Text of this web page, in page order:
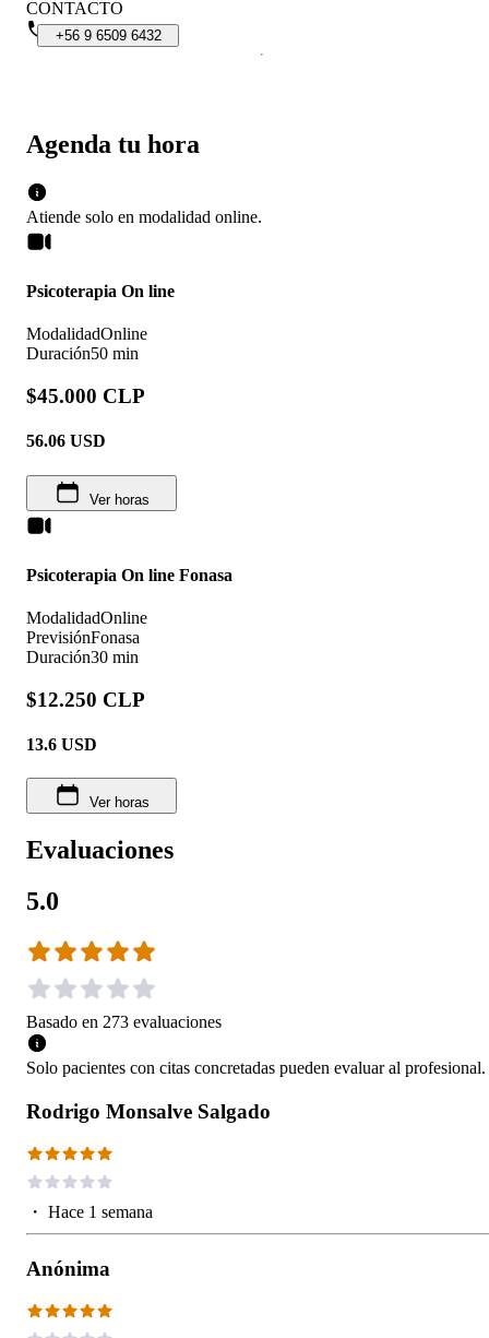
Agenda tu hora
Atiende solo en modalidad online.
Psicoterapia On line
ModalidadOnline
Duración50 min
$45.000 CLP
56.06 USD
Ver horas
Psicoterapia On line Fonasa
ModalidadOnline
PrevisiónFonasa
Duración30 min
$12.250 CLP
13.6 USD
Ver horas
Evaluaciones
5.0
Basado en 273 evaluaciones
Solo pacientes con citas concretadas pueden evaluar al profesional.
Rodrigo Monsalve Salgado
・ Hace 1 semana
Anónima
CONTACTO
+56 9 6509 6432